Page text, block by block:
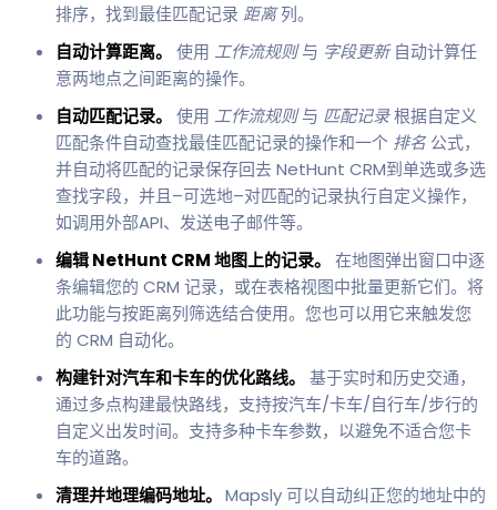
排序，找到最佳匹配记录 距离列。
自动计算距离。
使用 工作流规则与 字段更新自动计算任
意两地点之间距离的操作。
自动匹配记录。
使用 工作流规则与 匹配记录根据自定义
匹配条件自动查找最佳匹配记录的操作和一个 排名 公式，
并自动将匹配的记录保存回去 NetHunt CRM到单选或多选
查找字段，并且–可选地–对匹配的记录执行自定义操作，
如调用外部API、发送电子邮件等。
编辑 NetHunt CRM 地图上的记录。
在地图弹出窗口中逐
条编辑您的 CRM 记录，或在表格视图中批量更新它们。将
此功能与按距离列筛选结合使用。您也可以用它来触发您
的 CRM 自动化。
构建针对汽车和卡车的优化路线。
基于实时和历史交通，
通过多点构建最快路线，支持按汽车/卡车/自行车/步行的
自定义出发时间。支持多种卡车参数，以避免不适合您卡
车的道路。
清理并地理编码地址。 Mapsly 可以自动纠正您的地址中的